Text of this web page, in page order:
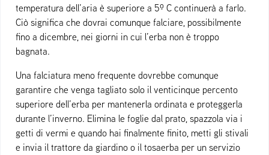
temperatura dell’aria è superiore a 5º C continuerà a farlo.
Ciò significa che dovrai comunque falciare, possibilmente
fino a dicembre, nei giorni in cui l’erba non è troppo
bagnata.
Una falciatura meno frequente dovrebbe comunque
garantire che venga tagliato solo il venticinque percento
superiore dell’erba per mantenerla ordinata e proteggerla
durante l’inverno. Elimina le foglie dal prato, spazzola via i
getti di vermi e quando hai finalmente finito, metti gli stivali
e invia il trattore da giardino o il tosaerba per un servizio